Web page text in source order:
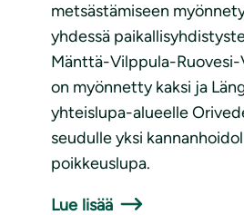
metsästämiseen
yhdessä
Mänttä-Vilppula-Ruovesi-
on myönnetty kaksi ja
yhteislupa-alueelle
seudulle yksi
poikkeuslupa.
Lue lisää